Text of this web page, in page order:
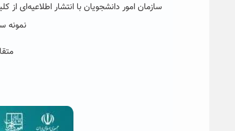
سازمان امور دانشجویان با انتشار اطلاعیه‌ای
نمونه سال ۱۴۰۴دعوت کرد. مهلت ثبت‌نام